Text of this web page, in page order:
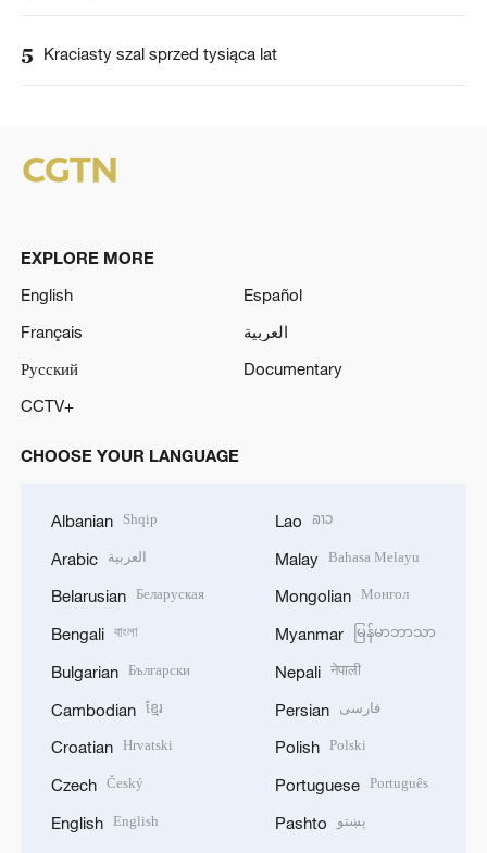
5 Kraciasty szal sprzed tysiąca lat
EXPLORE MORE
English
Español
Français
العربية
Русский
Documentary
CCTV+
CHOOSE YOUR LANGUAGE
Albanian Shqip
Arabic العربية
Belarusian Беларуская
Bengali বাংলা
Bulgarian Български
Cambodian ខ្មែរ
Croatian Hrvatski
Czech Český
English English
Lao ລາວ
Malay Bahasa Melayu
Mongolian Монгол
Myanmar မြန်မာဘာသာ
Nepali नेपाली
Persian فارسی
Polish Polski
Portuguese Português
Pashto پښتو